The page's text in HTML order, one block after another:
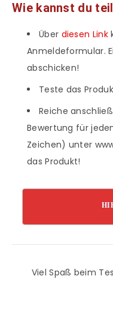
Wie kannst du
Über diesen Link
Anmeldeformular.
abschicken!
Teste das
Reiche
Bewertung für
Zeichen) unter
das Produkt!
Viel Spaß beim